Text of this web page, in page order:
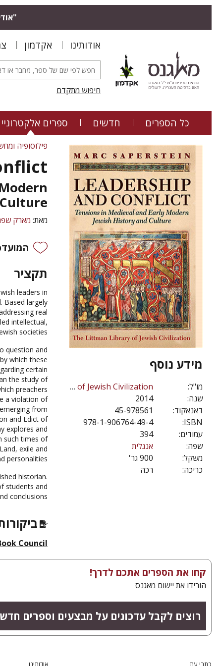
אודותינו אקדמון
חיפוש מתקדם
כל הספרים חדשים ספרים
מידע נוסף
מו"ל:
The Littman Library of Jewish Civilization
שנה:
2014
דאנאקוד:
45-978561
ISBN:
978-1-906764-49-4
עמודים:
394
שפה:
אנגלית
משקל:
900 גר'
כריכה:
רכה
פילוסופיה
מאת: מארק
תקציר
leaders in
Based largely
real
intellectual,
societies.
question and
which these
certain
the study of
preachers
a violation of
from
and Edict of
explores and
such times of
exile and
personalities.
historian.
students and
conclusions.
Council
קחו את הספרים אתכם לדרך!
הורידו את יישום מאגנס
רוצים לקבל עדכונים על מבצעים וספרים
כתבי עת אודותינו